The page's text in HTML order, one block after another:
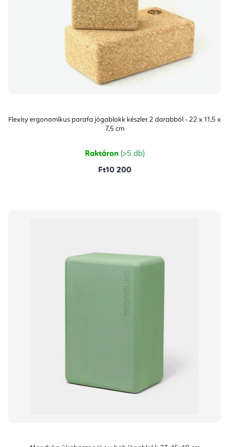
Flexity ergonomikus parafa jógablokk készlet 2 darabból - 22 x 11,5 x
7,5 cm
Raktáron (>5 db)
Ft10 200